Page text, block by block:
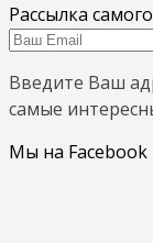
Рассылка
Введите Ваш
самые
Мы на Facebook